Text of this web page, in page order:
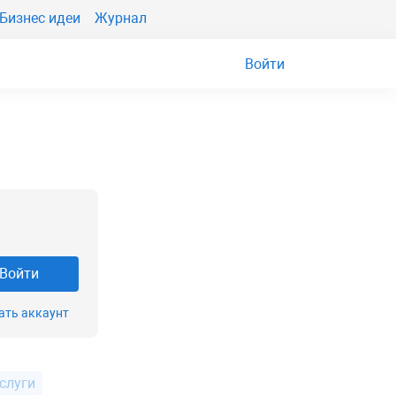
Бизнес идеи Журнал
Войти
Войти
аккаунт